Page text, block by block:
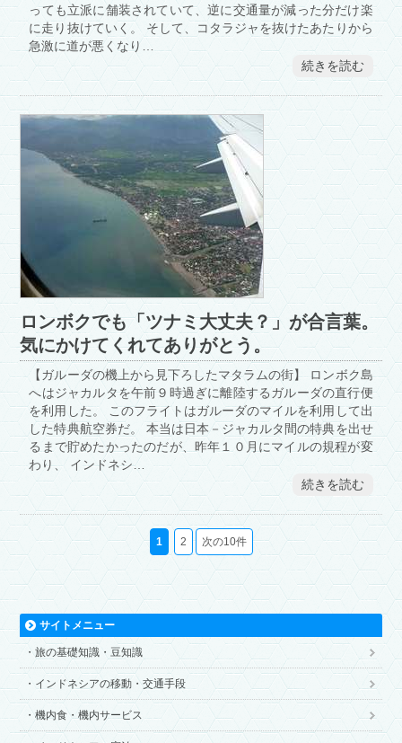
っても立派に舗装されていて、逆に交通量が減った分だけ楽
に走り抜けていく。 そして、コタラジャを抜けたあたりから
急激に道が悪くなり…
続きを読む
ロンボクでも「ツナミ大丈夫？」が合言葉。
気にかけてくれてありがとう。
【ガルーダの機上から見下ろしたマタラムの街】 ロンボク島
へはジャカルタを午前９時過ぎに離陸するガルーダの直行便
を利用した。 このフライトはガルーダのマイルを利用して出
した特典航空券だ。 本当は日本－ジャカルタ間の特典を出せ
るまで貯めたかったのだが、昨年１０月にマイルの規程が変
わり、 インドネシ…
続きを読む
1 2 次の10件
サイトメニュー
旅の基礎知識・豆知識
インドネシアの移動・交通手段
機内食・機内サービス